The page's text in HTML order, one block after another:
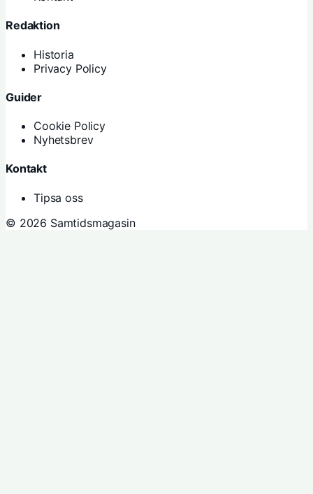
Redaktion
Historia
Privacy Policy
Guider
Cookie Policy
Nyhetsbrev
Kontakt
Tipsa oss
© 2026 Samtidsmagasin